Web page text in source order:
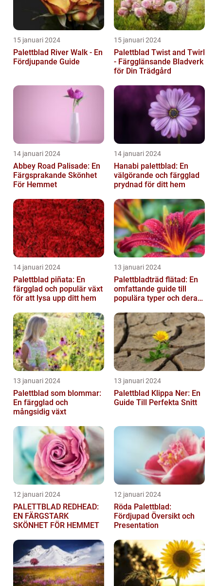
15 januari 2024
Palettblad River Walk - En
Fördjupande Guide
15 januari 2024
Palettblad Twist and Twirl
- Färgglänsande Bladverk
för Din Trädgård
14 januari 2024
Abbey Road Palisade: En
Färgsprakande Skönhet
För Hemmet
14 januari 2024
Hanabi palettblad: En
välgörande och färgglad
prydnad för ditt hem
14 januari 2024
Palettblad piñata: En
färgglad och populär växt
för att lysa upp ditt hem
13 januari 2024
Palettbladträd flätad: En
omfattande guide till
populära typer och deras
13 januari 2024
Palettblad som blommar:
En färgglad och
mångsidig växt
13 januari 2024
Palettblad Klippa Ner: En
Guide Till Perfekta Snitt
12 januari 2024
PALETTBLAD REDHEAD:
EN FÄRGSTARK
SKÖNHET FÖR HEMMET
12 januari 2024
Röda Palettblad:
Fördjupad Översikt och
Presentation